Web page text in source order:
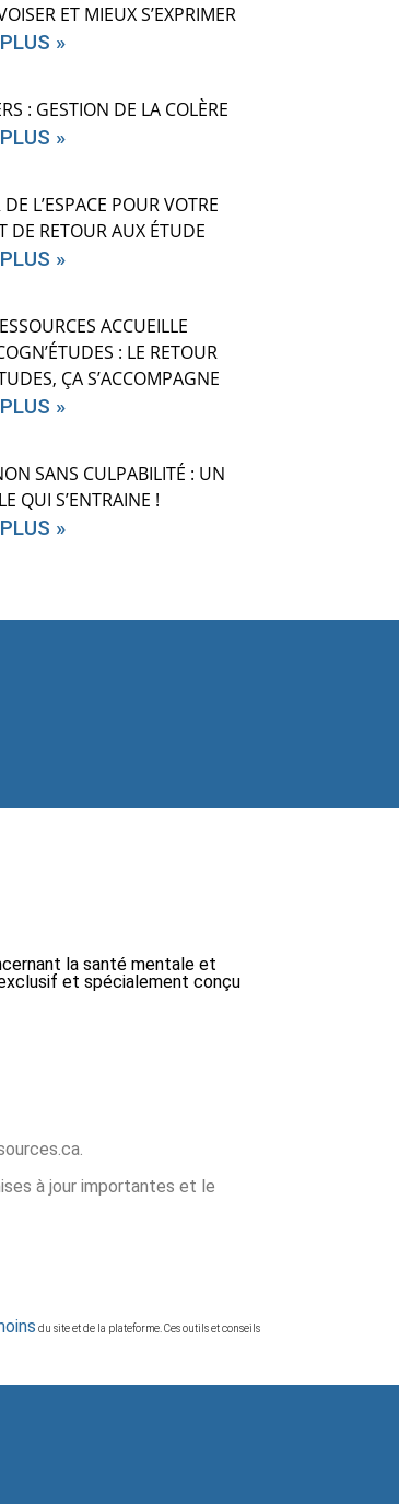
ET MIEUX S’EXPRIMER
»
: GESTION DE LA COLÈRE
»
DE L’ESPACE POUR VOTRE
DE RETOUR AUX ÉTUDE
»
ACCUEILLE
: LE RETOUR
ÇA S’ACCOMPAGNE
»
SANS CULPABILITÉ : UN
QUI S’ENTRAINE !
»
la santé mentale et
et spécialement conçu
à jour importantes et le
du site et de la plateforme. Ces outils et conseils